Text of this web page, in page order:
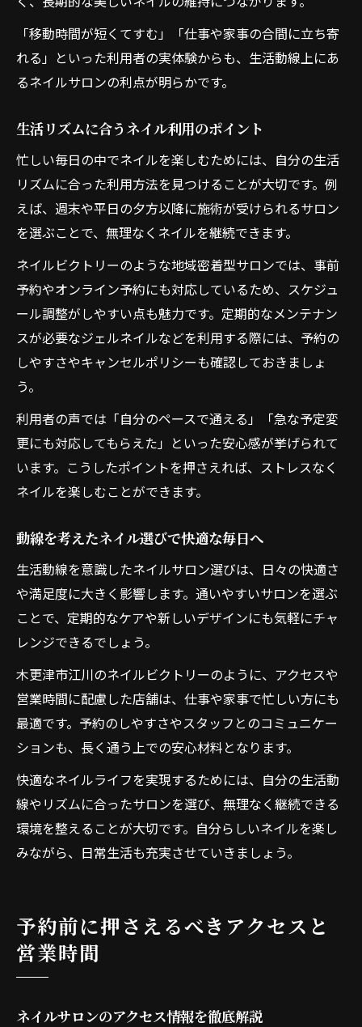
「移動時間が短くてすむ」「仕事や家事の合間に立ち寄
れる」といった利用者の実体験からも、生活動線上にあ
るネイルサロンの利点が明らかです。
生活リズムに合うネイル利用のポイント
忙しい毎日の中でネイルを楽しむためには、自分の生活
リズムに合った利用方法を見つけることが大切です。例
えば、週末や平日の夕方以降に施術が受けられるサロン
を選ぶことで、無理なくネイルを継続できます。
ネイルビクトリーのような地域密着型サロンでは、事前
予約やオンライン予約にも対応しているため、スケジュ
ール調整がしやすい点も魅力です。定期的なメンテナン
スが必要なジェルネイルなどを利用する際には、予約の
しやすさやキャンセルポリシーも確認しておきましょ
う。
利用者の声では「自分のペースで通える」「急な予定変
更にも対応してもらえた」といった安心感が挙げられて
います。こうしたポイントを押さえれば、ストレスなく
ネイルを楽しむことができます。
動線を考えたネイル選びで快適な毎日へ
生活動線を意識したネイルサロン選びは、日々の快適さ
や満足度に大きく影響します。通いやすいサロンを選ぶ
ことで、定期的なケアや新しいデザインにも気軽にチャ
レンジできるでしょう。
木更津市江川のネイルビクトリーのように、アクセスや
営業時間に配慮した店舗は、仕事や家事で忙しい方にも
最適です。予約のしやすさやスタッフとのコミュニケー
ションも、長く通う上での安心材料となります。
快適なネイルライフを実現するためには、自分の生活動
線やリズムに合ったサロンを選び、無理なく継続できる
環境を整えることが大切です。自分らしいネイルを楽し
みながら、日常生活も充実させていきましょう。
予約前に押さえるべきアクセスと
営業時間
ネイルサロンのアクセス情報を徹底解説